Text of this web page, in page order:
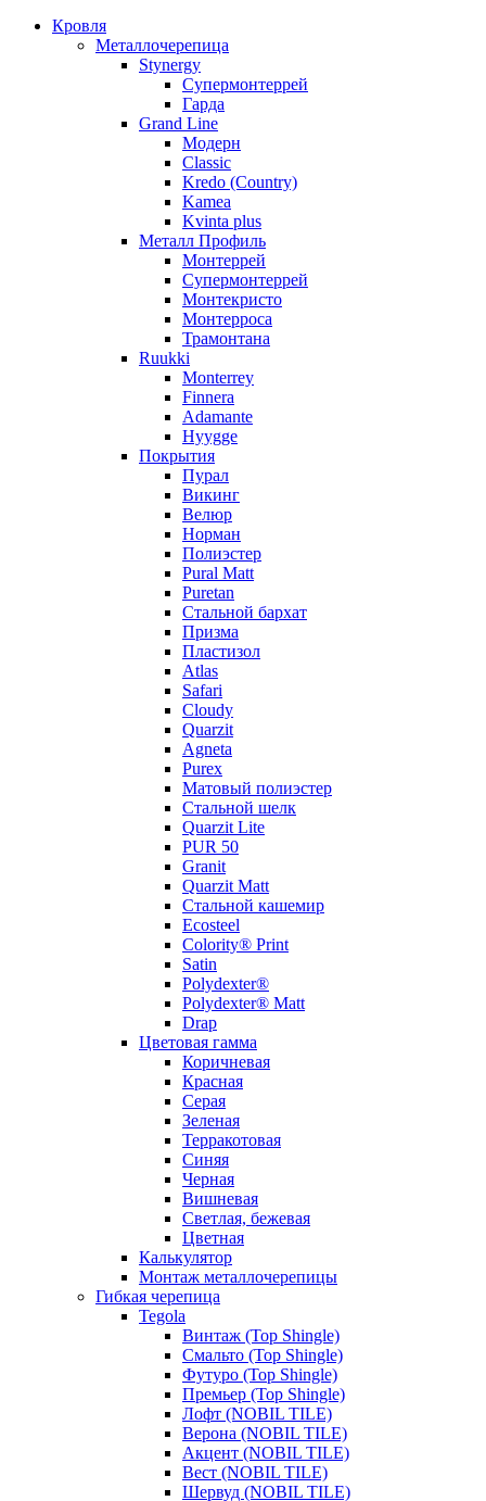
Кровля
Металлочерепица
Stynergy
Супермонтеррей
Гарда
Grand Line
Модерн
Classic
Kredo (Country)
Kamea
Kvinta plus
Металл Профиль
Монтеррей
Супермонтеррей
Монтекристо
Монтерроса
Трамонтана
Ruukki
Monterrey
Finnera
Adamante
Hyygge
Покрытия
Пурал
Викинг
Велюр
Норман
Полиэстер
Pural Matt
Puretan
Стальной бархат
Призма
Пластизол
Atlas
Safari
Cloudy
Quarzit
Agneta
Purex
Матовый полиэстер
Стальной шелк
Quarzit Lite
PUR 50
Granit
Quarzit Matt
Стальной кашемир
Ecosteel
Colority® Print
Satin
Polydexter®
Polydexter® Matt
Drap
Цветовая гамма
Коричневая
Красная
Серая
Зеленая
Терракотовая
Синяя
Черная
Вишневая
Светлая, бежевая
Цветная
Калькулятор
Монтаж металлочерепицы
Гибкая черепица
Tegola
Винтаж (Top Shingle)
Смальто (Top Shingle)
Футуро (Top Shingle)
Премьер (Top Shingle)
Лофт (NOBIL TILE)
Верона (NOBIL TILE)
Акцент (NOBIL TILE)
Вест (NOBIL TILE)
Шервуд (NOBIL TILE)